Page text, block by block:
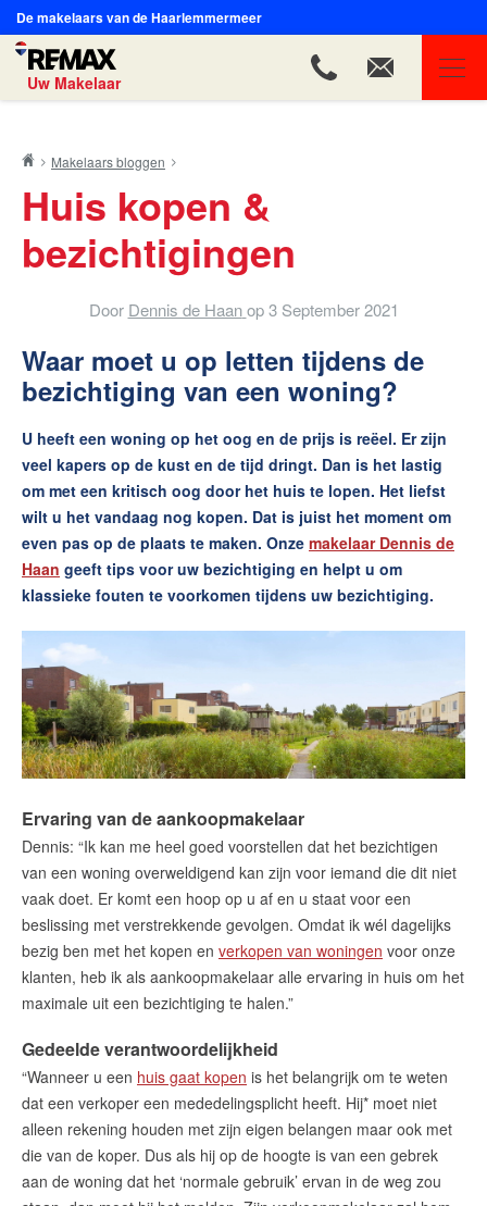
De makelaars van de Haarlemmermeer
Uw Makelaar
Ons aanbod
Ons team
Onze expertises
Onze diensten
Contact
Blog
Wijziging energielabels per 1
juli 2026
Lees de blog
Maak een afspraak
REMAX Uw Makelaar
demakelaarsvan@remax.nl
Makelaars bloggen
Huis kopen &
bezichtigingen
Door Dennis de Haan op3 September 2021
Waar moet u op letten tijdens de
bezichtiging van een woning?
U heeft een woning op het oog en de prijs is reëel. Er zijn
veel kapers op de kust en de tijd dringt. Dan is het lastig
om met een kritisch oog door het huis te lopen. Het liefst
wilt u het vandaag nog kopen. Dat is juist het moment om
even pas op de plaats te maken. Onze makelaar Dennis de
Haan geeft tips voor uw bezichtiging en helpt u om
klassieke fouten te voorkomen tijdens uw bezichtiging.
Ervaring van de aankoopmakelaar
Dennis: “Ik kan me heel goed voorstellen dat het bezichtigen
van een woning overweldigend kan zijn voor iemand die dit niet
vaak doet. Er komt een hoop op u af en u staat voor een
beslissing met verstrekkende gevolgen. Omdat ik wél dagelijks
bezig ben met het kopen en verkopen van woningen voor onze
klanten, heb ik als aankoopmakelaar alle ervaring in huis om het
maximale uit een bezichtiging te halen.”
Gedeelde verantwoordelijkheid
“Wanneer u een huis gaat kopen is het belangrijk om te weten
dat een verkoper een mededelingsplicht heeft. Hij* moet niet
alleen rekening houden met zijn eigen belangen maar ook met
die van de koper. Dus als hij op de hoogte is van een gebrek
aan de woning dat het ‘normale gebruik’ ervan in de weg zou